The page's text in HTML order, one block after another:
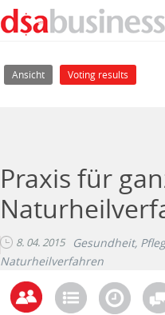
Haupt-Reiter
Ansicht (aktiver Reiter)
Voting results
Praxis für
8. 04. 2015
Gesundheit,
Naturheilverfahren